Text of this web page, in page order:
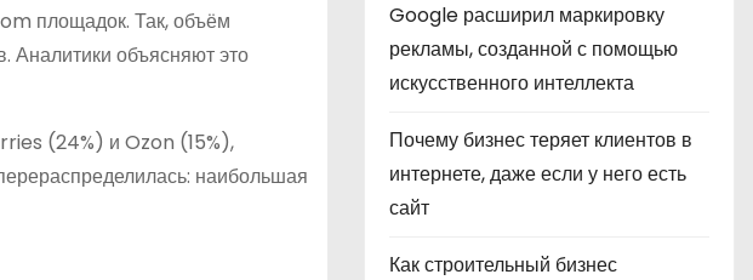
площадок. Так, объём
Аналитики объясняют это
(24%) и Ozon (15%),
наибольшая
Google расширил маркировку
рекламы, созданной с помощью
искусственного интеллекта
Почему бизнес теряет клиентов в
интернете, даже если у него есть
сайт
Как строительный бизнес